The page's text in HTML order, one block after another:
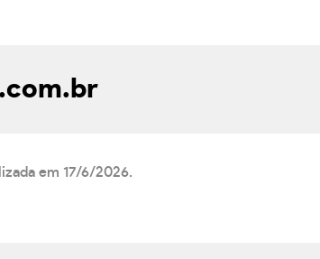
em 17/6/2026.